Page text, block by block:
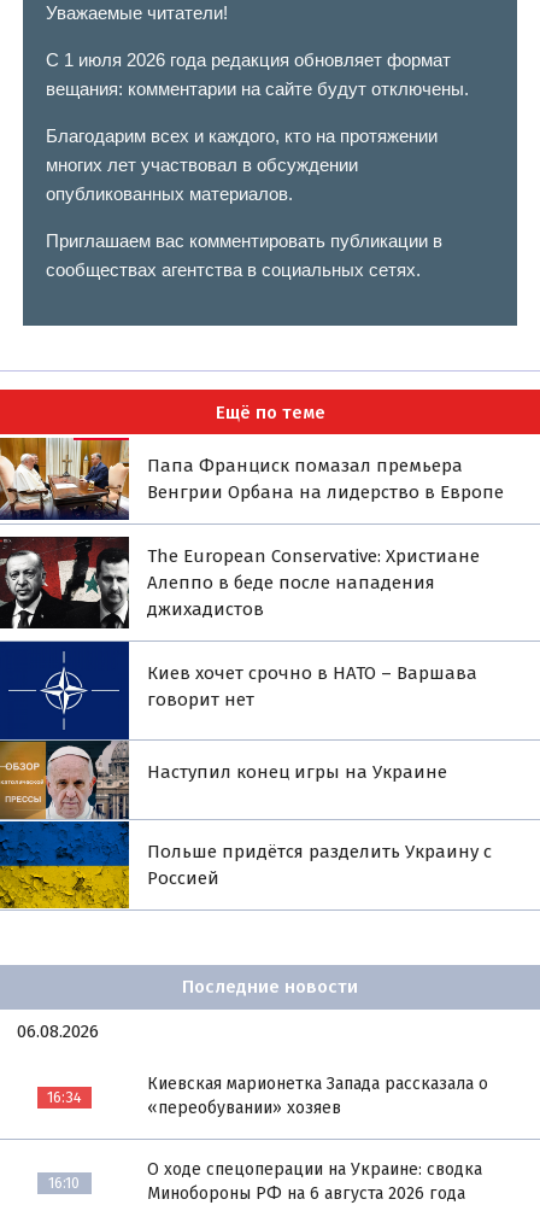
Уважаемые читатели!
С 1 июля 2026 года редакция обновляет формат
вещания: комментарии на сайте будут отключены.
Благодарим всех и каждого, кто на протяжении
многих лет участвовал в обсуждении
опубликованных материалов.
Приглашаем вас комментировать публикации в
сообществах агентства в социальных сетях.
Ещё по теме
Папа Франциск помазал премьера
Венгрии Орбана на лидерство в Европе
The European Conservative: Христиане
Алеппо в беде после нападения
джихадистов
Киев хочет срочно в НАТО – Варшава
говорит нет
Наступил конец игры на Украине
Польше придётся разделить Украину с
Россией
Последние новости
06.08.2026
16:34
Киевская марионетка Запада рассказала о
«переобувании» хозяев
16:10
О ходе спецоперации на Украине: сводка
Минобороны РФ на 6 августа 2026 года